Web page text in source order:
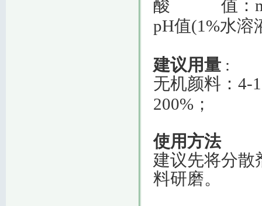
酸 值：
pH值(1%水溶
建议用量 :
无机颜料：4-
200%；
使用方法
建议先将分散
料研磨。